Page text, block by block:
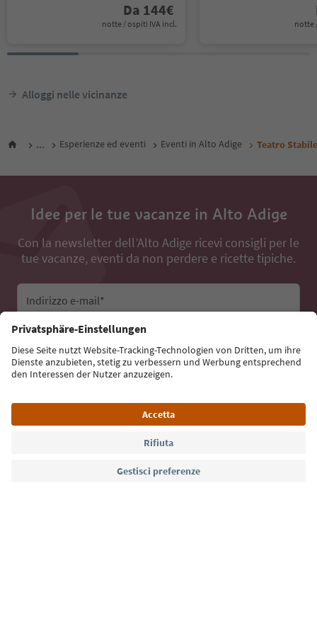
Da 144€
notte / ospiti IVA incl. notte
Alloggi nelle vicinanze
... Esperienze ed eventi Eventi in Alto Adige Teatro
Idee per le tue vacanze in Alto Adige
Con la newsletter dell’Alto Adige ricevi consigli per le
tue vacanze, eventi da non perdere e ricette tipiche.
Indirizzo e-mail*
Iscriviti alla newsletter